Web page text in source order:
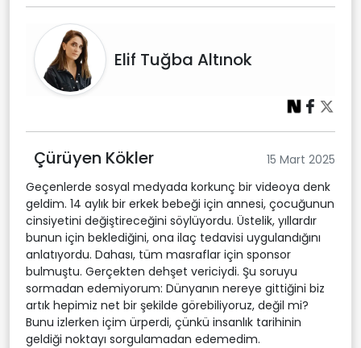
Elif Tuğba Altınok
Çürüyen Kökler
15 Mart 2025
Geçenlerde sosyal medyada korkunç bir videoya denk
geldim. 14 aylık bir erkek bebeği için annesi, çocuğunun
cinsiyetini değiştireceğini söylüyordu. Üstelik, yıllardır
bunun için beklediğini, ona ilaç tedavisi uygulandığını
anlatıyordu. Dahası, tüm masraflar için sponsor
bulmuştu. Gerçekten dehşet vericiydi. Şu soruyu
sormadan edemiyorum: Dünyanın nereye gittiğini biz
artık hepimiz net bir şekilde görebiliyoruz, değil mi?
Bunu izlerken içim ürperdi, çünkü insanlık tarihinin
geldiği noktayı sorgulamadan edemedim.